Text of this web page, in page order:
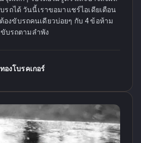
ถได้ วันนี้เราขอมาแชร์ไอเดียเตือน
งขับรถคนเดียวบ่อยๆ กับ 4 ข้อห้าม
บรถตามลำพัง
องโบรคเกอร์